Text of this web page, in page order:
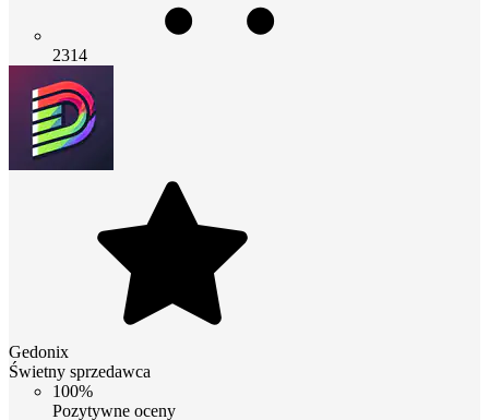
2314
Gedonix
Świetny sprzedawca
100%
Pozytywne oceny